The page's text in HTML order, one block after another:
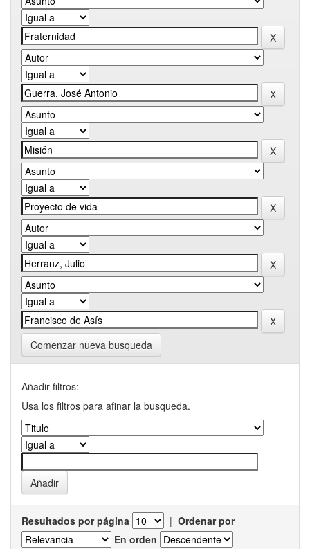
Comenzar nueva busqueda
Añadir filtros:
Usa los filtros para afinar la busqueda.
Resultados por página | Ordenar por
En orden